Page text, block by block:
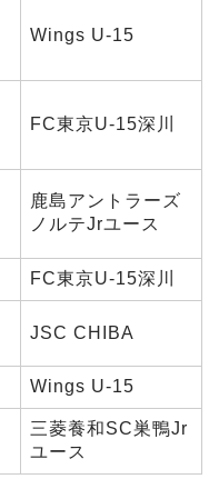
Wings U-15
FC東京U-15深川
鹿島アントラーズ
ノルテJrユース
FC東京U-15深川
JSC CHIBA
Wings U-15
三菱養和SC巣鴨Jr
ユース